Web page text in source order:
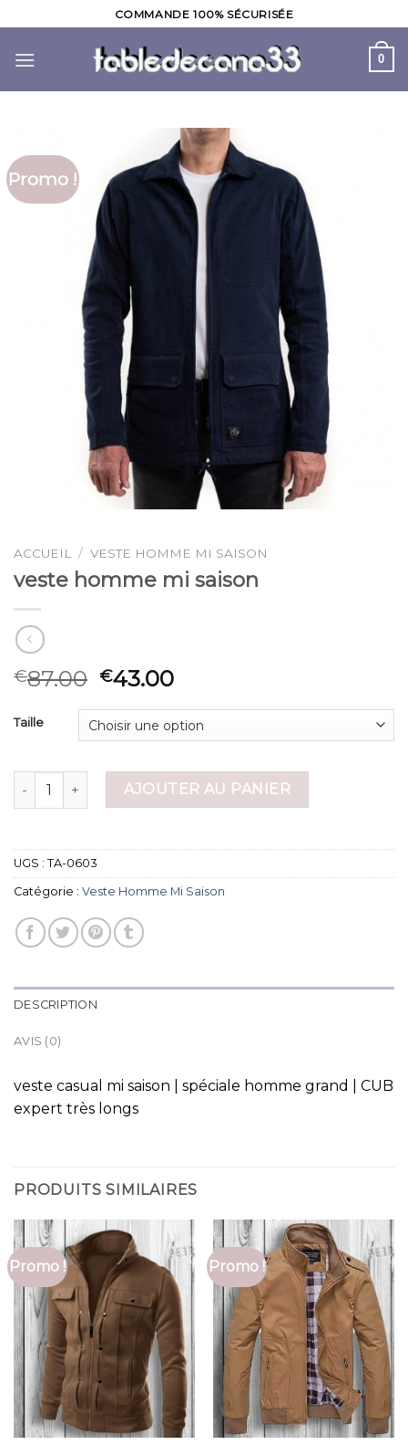
to
content
COMMANDE 100% SÉCURISÉE
0
Promo !
ACCUEIL / VESTE HOMME MI SAISON
veste homme mi saison
€87.00 €43.00
Taille
quantité de veste homme mi saison
AJOUTER AU PANIER
UGS : TA-0603
Catégorie : Veste Homme Mi Saison
DESCRIPTION
AVIS (0)
veste casual mi saison | spéciale homme grand | CUB
expert très longs
PRODUITS SIMILAIRES
Promo ! Promo !